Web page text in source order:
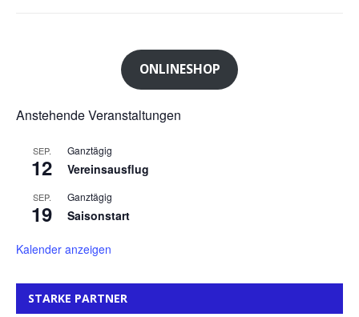
ONLINESHOP
Anstehende Veranstaltungen
SEP.
12
Ganztägig
Vereinsausflug
SEP.
19
Ganztägig
Saisonstart
Kalender anzeigen
STARKE PARTNER